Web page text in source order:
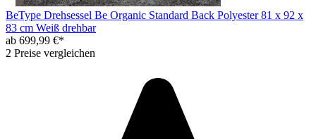
BeType Drehsessel Be Organic Standard Back Polyester 81 x 92 x
83 cm Weiß drehbar
ab 699,99 €*
2 Preise vergleichen